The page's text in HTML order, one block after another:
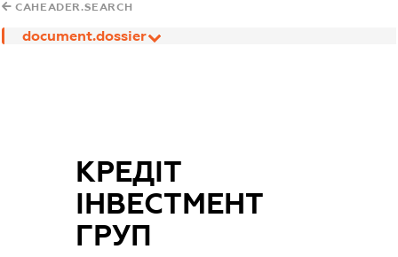
CAHEADER.SEARCH
document.dossier
КРЕДІТ
ІНВЕСТМЕНТ
ГРУП